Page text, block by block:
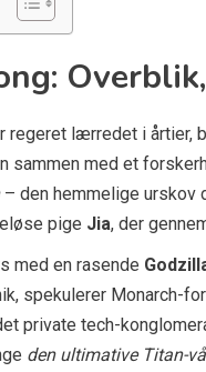
regeret lærredet i årtier,
sammen med et
– den hemmelige urskov
pige Jia, der
med en rasende
spekulerer Monarch-
private tech-
den ultimative Titan-